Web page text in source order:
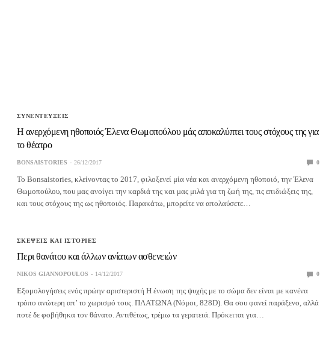
ΣΥΝΕΝΤΕΥΞΕΙΣ
Η ανερχόμενη ηθοποιός Έλενα Θωμοπούλου μάς αποκαλύπτει τους στόχους της για
το θέατρο
BONSAISTORIES 26/12/2017 0
Το Bonsaistories, κλείνοντας το 2017, φιλοξενεί μία νέα και ανερχόμενη ηθοποιό, την Έλενα
Θωμοπούλου, που μας ανοίγει την καρδιά της και μας μιλά για τη ζωή της, τις επιδιώξεις της,
και τους στόχους της ως ηθοποιός. Παρακάτω, μπορείτε να απολαύσετε…
ΣΚΕΨΕΙΣ ΚΑΙ ΙΣΤΟΡΙΕΣ
Περι θανάτου και άλλων ανίατων ασθενειών
NIKOS GIANNOPOULOS 14/12/2017 0
Εξομολογήσεις ενός πρώην αριστεριστή Η ένωση της ψυχής με το σώμα δεν είναι με κανένα
τρόπο ανώτερη απ’ το χωρισμό τους. ΠΛΑΤΩΝΑ (Νόμοι, 828D). Θα σου φανεί παράξενο, αλλά
ποτέ δε φοβήθηκα τον θάνατο. Αντιθέτως, τρέμω τα γερατειά. Πρόκειται για…